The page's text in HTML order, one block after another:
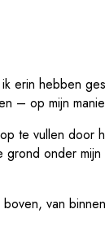
erin hebben
– op mijn
te vullen door
grond onder
van